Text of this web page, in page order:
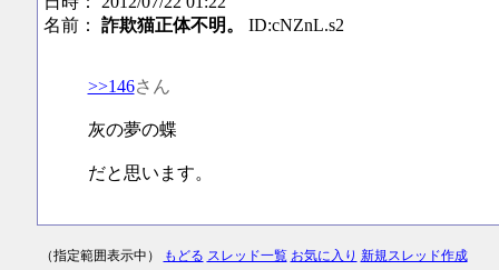
名前： 詐欺猫正体不明。 ID:cNZnL.s2
>>146さん
灰の夢の蝶
だと思います。
（指定範囲表示中） もどる スレッド一覧 お気に入り 新規スレッド作成